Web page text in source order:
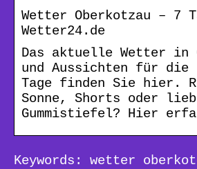
Wetter Oberkotzau – 7
Wetter24.de
Das aktuelle Wetter in
und Aussichten für die
Tage finden Sie hier.
Sonne, Shorts oder
Gummistiefel? Hier
Keywords: wetter